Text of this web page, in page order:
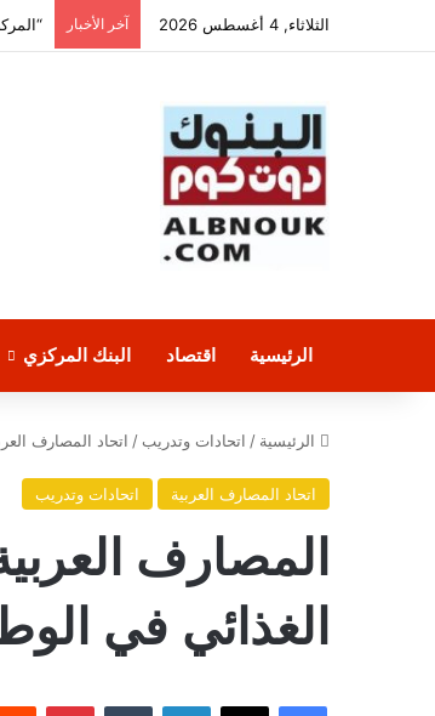
الثلاثاء, 4 أغسطس 2026 آخر الأخبار “المركزى”: 190.5 تريليون جنيه قيمة
الرئيسية اقتصاد البنك المركزي
الرئيسية / اتحادات وتدريب / اتحاد المصارف
اتحاد المصارف العربية اتحادات وتدريب
المصارف
الغذائي في
فيسبوك ‫X لينكدإن